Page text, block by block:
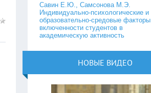
Савин Е.Ю., Самсонова М.Э.
Индивидуально-психологические и
образовательно-средовые факторы
включенности студентов в
академическую активность
НОВЫЕ ВИДЕО